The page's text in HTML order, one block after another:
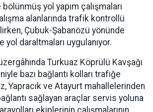
yol yapım çalışmaları
alanlarında trafik kontrollü
Çubuk-Şabanözü yönünde
daraltmaları uygulanıyor.
Turkuaz Köprülü Kavşağı
bazı bağlantı kolları trafiğe
Yapracık ve Atayurt mahallelerinden
sağlayan araçlar servis yoluna
ekiplerinin çalışmalarının